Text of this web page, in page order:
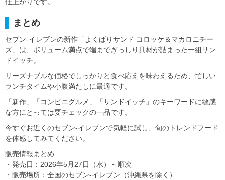
仕上がりです。
まとめ
セブン‐イレブンの新作「よくばりサンド コロッケ＆マカロニチー
ズ」は、ボリューム満点で端までぎっしり具材が詰まった一組サン
ドイッチ。
リーズナブルな価格でしっかりと食べ応えを味わえるため、忙しい
ランチタイムや小腹満たしに最適です。
「新作」「コンビニグルメ」「サンドイッチ」のキーワードに敏感
な方にとっては要チェックの一品です。
今すぐお近くのセブン‐イレブンで気軽に試し、旬のトレンドフード
を体感してみてください。
販売情報まとめ
・発売日：2026年5月27日（水）～順次
・販売場所：全国のセブン‐イレブン（沖縄県を除く）